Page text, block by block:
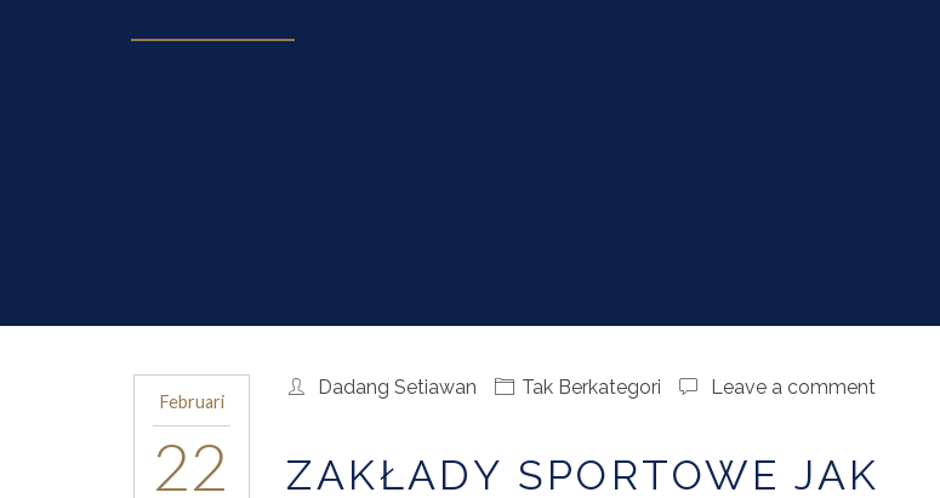
Februari
22
Dadang Setiawan Tak Berkategori Leave a comment
ZAKŁADY SPORTOWE JAK